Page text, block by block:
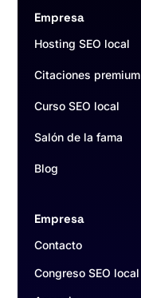
Empresa
Hosting SEO local
Citaciones premium
Curso SEO local
Salón de la fama
Blog
Empresa
Contacto
Congreso SEO local